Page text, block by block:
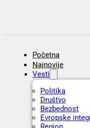
Početna
Najnovije
Vesti
Politika
Društvo
Bezbednost
Evropske